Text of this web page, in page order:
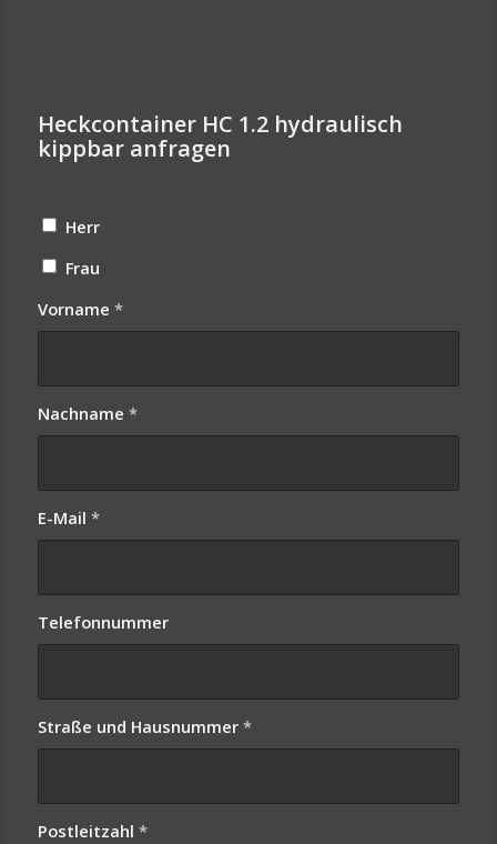
Heckcontainer HC 1.2 hydraulisch
kippbar anfragen
Herr
Frau
Vorname *
Nachname *
E-Mail *
Telefonnummer
Straße und Hausnummer *
Postleitzahl *